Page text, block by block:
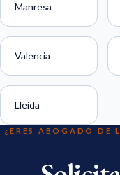
Manresa
Valencia
Lleida
¿ERES ABOGADO DE